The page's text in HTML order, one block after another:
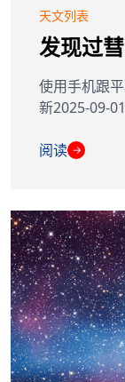
天文列表
发现过
使用手机跟
新2025-09-
阅读 →